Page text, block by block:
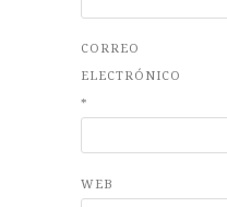
CORREO
ELECTRÓNICO
*
WEB